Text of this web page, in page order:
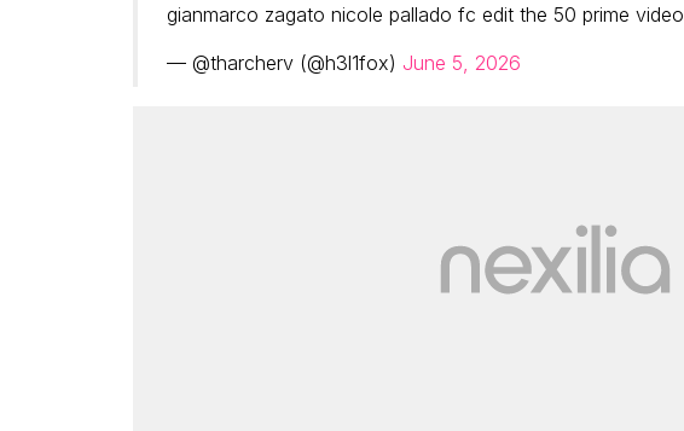
gianmarco zagato nicole pallado fc edit the 50 prime video
— @tharcherv (@h3l1fox) June 5, 2026